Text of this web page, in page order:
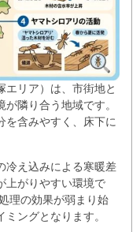
エリア）は、市街地と
隣り合う地域です。
を含みやすく、床下に
冷え込みによる寒暖差
上がりやすい環境で
理の効果が弱まり始
ングとなります。